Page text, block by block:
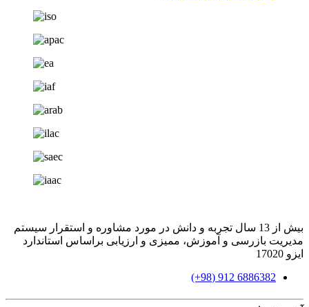
بیش از 13 سال تجربه و دانش در مورد مشاوره و استقرار سیستم
مدیریت بازرسی و آموزش، ممیزی و ارزیابی براساس استاندارد
ایزو 17020
6886382 912 (98+)